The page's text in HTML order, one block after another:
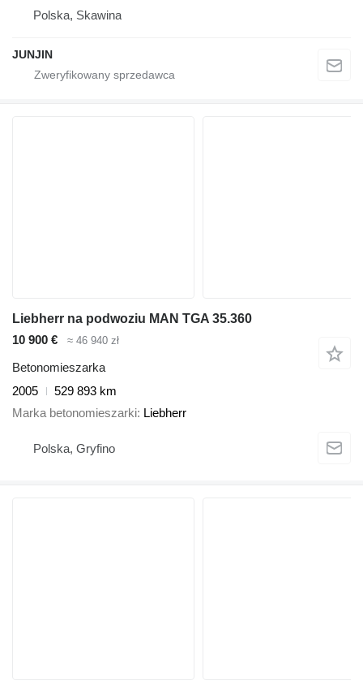
Polska, Skawina
JUNJIN
Liebherr na podwoziu MAN TGA 35.360
10 900 €
≈ 46 940 zł
Betonomieszarka
2005
529 893 km
Marka betonomieszarki Liebherr
Polska, Gryfino